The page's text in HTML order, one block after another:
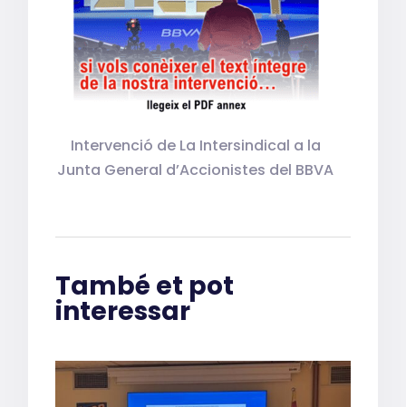
Intervenció de La Intersindical a la
Junta General d’Accionistes del BBVA
També et pot
interessar